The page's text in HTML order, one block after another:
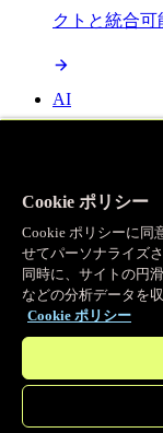
クトと統合
AI
Object Storage
送信量ゼロで
プログラマブ
Cookie ポリシー
Cookie ポリシーに同
せてパーソナライズ
同時に、サイトの円
などの分析データを
Cookie ポリシー